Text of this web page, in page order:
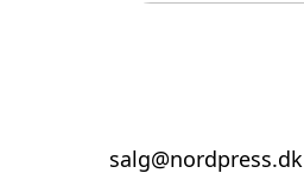
salg@nordpress.dk